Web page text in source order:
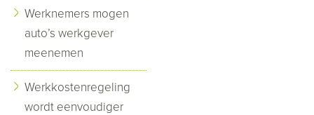
Werknemers mogen
auto’s werkgever
meenemen
Werkkostenregeling
wordt eenvoudiger